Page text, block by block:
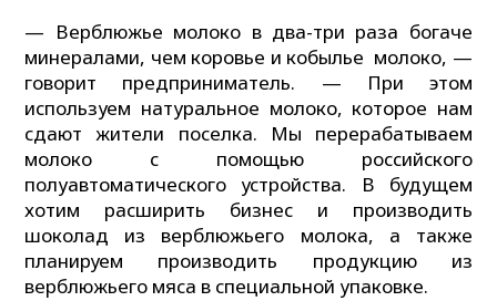
— Верблюжье молоко в два-три раза богаче
минералами, чем коровье и кобылье молоко, —
говорит предприниматель. — При этом
используем натуральное молоко, которое нам
сдают жители поселка. Мы перерабатываем
молоко с помощью российского
полуавтоматического устройства. В будущем
хотим расширить бизнес и производить
шоколад из верблюжьего молока, а также
планируем производить продукцию из
верблюжьего мяса в специальной упаковке.